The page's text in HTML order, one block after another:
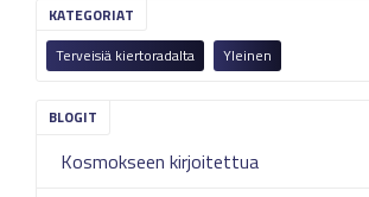
KATEGORIAT
Terveisiä kiertoradalta
Yleinen
Kosmokseen kirjoitettua